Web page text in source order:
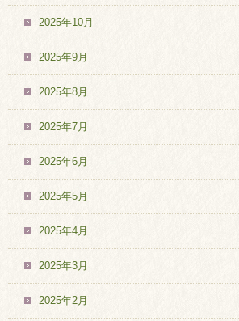
2025年10月
2025年9月
2025年8月
2025年7月
2025年6月
2025年5月
2025年4月
2025年3月
2025年2月